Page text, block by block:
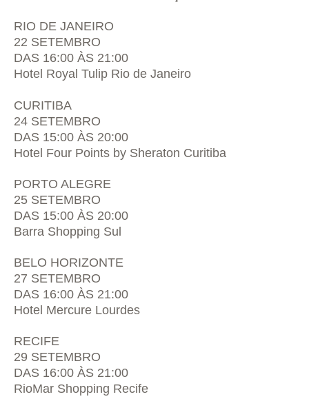
RIO DE JANEIRO
22 SETEMBRO
DAS 16:00 ÀS 21:00
Hotel Royal Tulip Rio de Janeiro
CURITIBA
24 SETEMBRO
DAS 15:00 ÀS 20:00
Hotel Four Points by Sheraton Curitiba
PORTO ALEGRE
25 SETEMBRO
DAS 15:00 ÀS 20:00
Barra Shopping Sul
BELO HORIZONTE
27 SETEMBRO
DAS 16:00 ÀS 21:00
Hotel Mercure Lourdes
RECIFE
29 SETEMBRO
DAS 16:00 ÀS 21:00
RioMar Shopping Recife